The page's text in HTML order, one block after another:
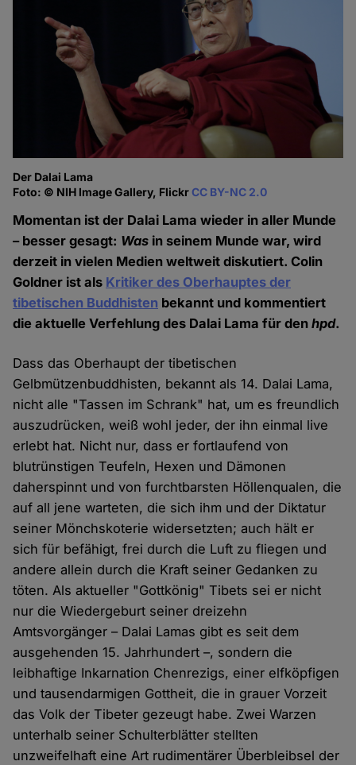
Der Dalai Lama
Foto: © NIH Image Gallery, FlickrCC BY-NC 2.0
Momentan ist der Dalai Lama wieder in aller Munde
– besser gesagt: Was in seinem Munde war, wird
derzeit in vielen Medien weltweit diskutiert. Colin
Goldner ist als Kritiker des Oberhauptes der
tibetischen Buddhisten bekannt und kommentiert
die aktuelle Verfehlung des Dalai Lama für denhpd.
Dass das Oberhaupt der tibetischen
Gelbmützenbuddhisten, bekannt als 14. Dalai Lama,
nicht alle "Tassen im Schrank" hat, um es freundlich
auszudrücken, weiß wohl jeder, der ihn einmal live
erlebt hat. Nicht nur, dass er fortlaufend von
blutrünstigen Teufeln, Hexen und Dämonen
daherspinnt und von furchtbarsten Höllenqualen, die
auf all jene warteten, die sich ihm und der Diktatur
seiner Mönchskoterie widersetzten; auch hält er
sich für befähigt, frei durch die Luft zu fliegen und
andere allein durch die Kraft seiner Gedanken zu
töten. Als aktueller "Gottkönig" Tibets sei er nicht
nur die Wiedergeburt seiner dreizehn
Amtsvorgänger – Dalai Lamas gibt es seit dem
ausgehenden 15. Jahrhundert –, sondern die
leibhaftige Inkarnation Chenrezigs, einer elfköpfigen
und tausendarmigen Gottheit, die in grauer Vorzeit
das Volk der Tibeter gezeugt habe. Zwei Warzen
unterhalb seiner Schulterblätter stellten
unzweifelhaft eine Art rudimentärer Überbleibsel der